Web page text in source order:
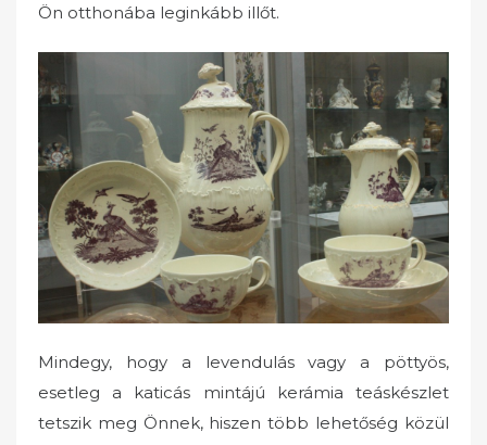
Ön otthonába leginkább illőt.
Mindegy, hogy a levendulás vagy a pöttyös,
esetleg a katicás mintájú kerámia teáskészlet
tetszik meg Önnek, hiszen több lehetőség közül